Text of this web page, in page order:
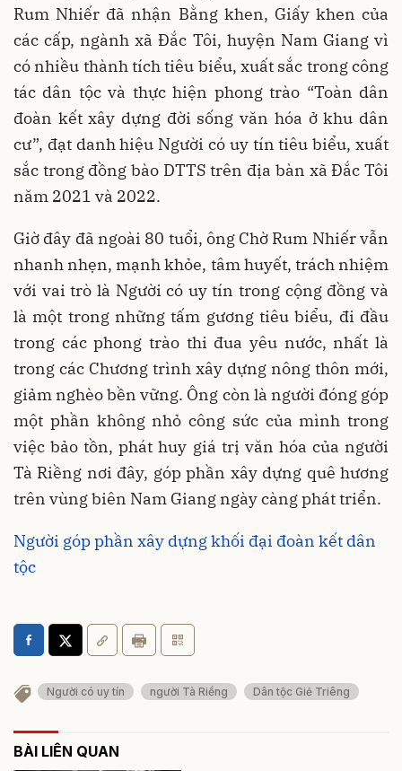
Rum Nhiếr đã nhận Bằng khen, Giấy khen của
các cấp, ngành xã Đắc Tôi, huyện Nam Giang vì
có nhiều thành tích tiêu biểu, xuất sắc trong công
tác dân tộc và thực hiện phong trào “Toàn dân
đoàn kết xây dựng đời sống văn hóa ở khu dân
cư”, đạt danh hiệu Người có uy tín tiêu biểu, xuất
sắc trong đồng bào DTTS trên địa bàn xã Đắc Tôi
năm 2021 và 2022.
Giờ đây đã ngoài 80 tuổi, ông Chờ Rum Nhiếr vẫn
nhanh nhẹn, mạnh khỏe, tâm huyết, trách nhiệm
với vai trò là Người có uy tín trong cộng đồng và
là một trong những tấm gương tiêu biểu, đi đầu
trong các phong trào thi đua yêu nước, nhất là
trong các Chương trình xây dựng nông thôn mới,
giảm nghèo bền vững. Ông còn là người đóng góp
một phần không nhỏ công sức của mình trong
việc bảo tồn, phát huy giá trị văn hóa của người
Tà Riềng nơi đây, góp phần xây dựng quê hương
trên vùng biên Nam Giang ngày càng phát triển.
Người góp phần xây dựng khối đại đoàn kết dân
tộc
Người có uy tín người Tà Riềng Dân tộc Giẻ Triêng
BÀI LIÊN QUAN